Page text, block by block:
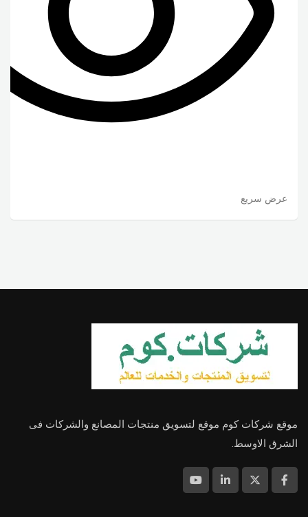
عرض سريع
موقع شركات كوم موقع لتسويق منتجات المصانع والشركات فى
الشرق الاوسط.